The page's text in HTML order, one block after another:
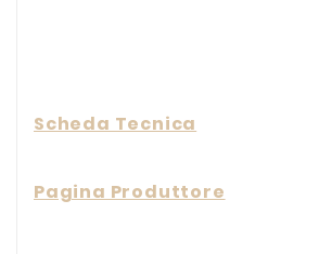
Scheda Tecnica
Pagina Produttore